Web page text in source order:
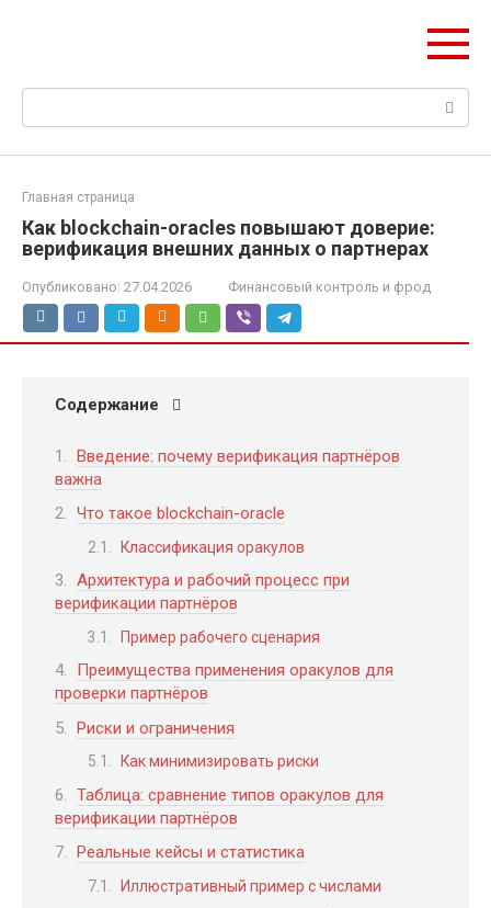
Поиск:
Главная страница
Как blockchain-oracles повышают доверие:
верификация внешних данных о партнерах
Опубликовано: 27.04.2026 Финансовый контроль и фрод
Содержание
Введение: почему верификация партнёров
важна
Что такое blockchain-oracle
Классификация оракулов
Архитектура и рабочий процесс при
верификации партнёров
Пример рабочего сценария
Преимущества применения оракулов для
проверки партнёров
Риски и ограничения
Как минимизировать риски
Таблица: сравнение типов оракулов для
верификации партнёров
Реальные кейсы и статистика
Иллюстративный пример с числами